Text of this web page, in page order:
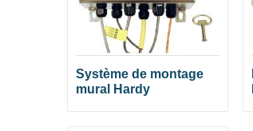
Système de montage
mural Hardy